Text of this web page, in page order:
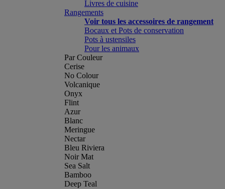
Livres de cuisine
Rangements
Voir tous les accessoires de rangement
Bocaux et Pots de conservation
Pots à ustensiles
Pour les animaux
Par Couleur
Cerise
No Colour
Volcanique
Onyx
Flint
Azur
Blanc
Meringue
Nectar
Bleu Riviera
Noir Mat
Sea Salt
Bamboo
Deep Teal